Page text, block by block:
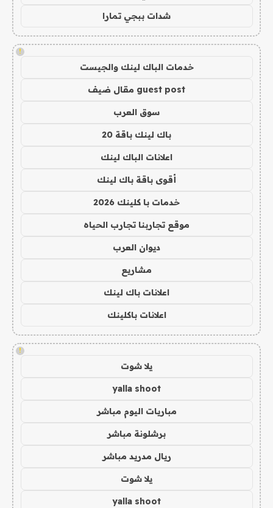
شدات ببجي تمارا
!
خدمات الباك لينك والجيست
guest post مقال ضيف
سوق العرب
باك لينك باقة 20
اعلانات الباك لينك
أقوى باقة باك لينك
خدمات با كلينك 2026
موقع تجاربنا تجارب الحياه
ديوان العرب
مشاريع
اعلانات باك لينك
اعلانات باكلينك
!
يلا شوت
yalla shoot
مباريات اليوم مباشر
برشلونة مباشر
ريال مدريد مباشر
يلا شوت
yalla shoot